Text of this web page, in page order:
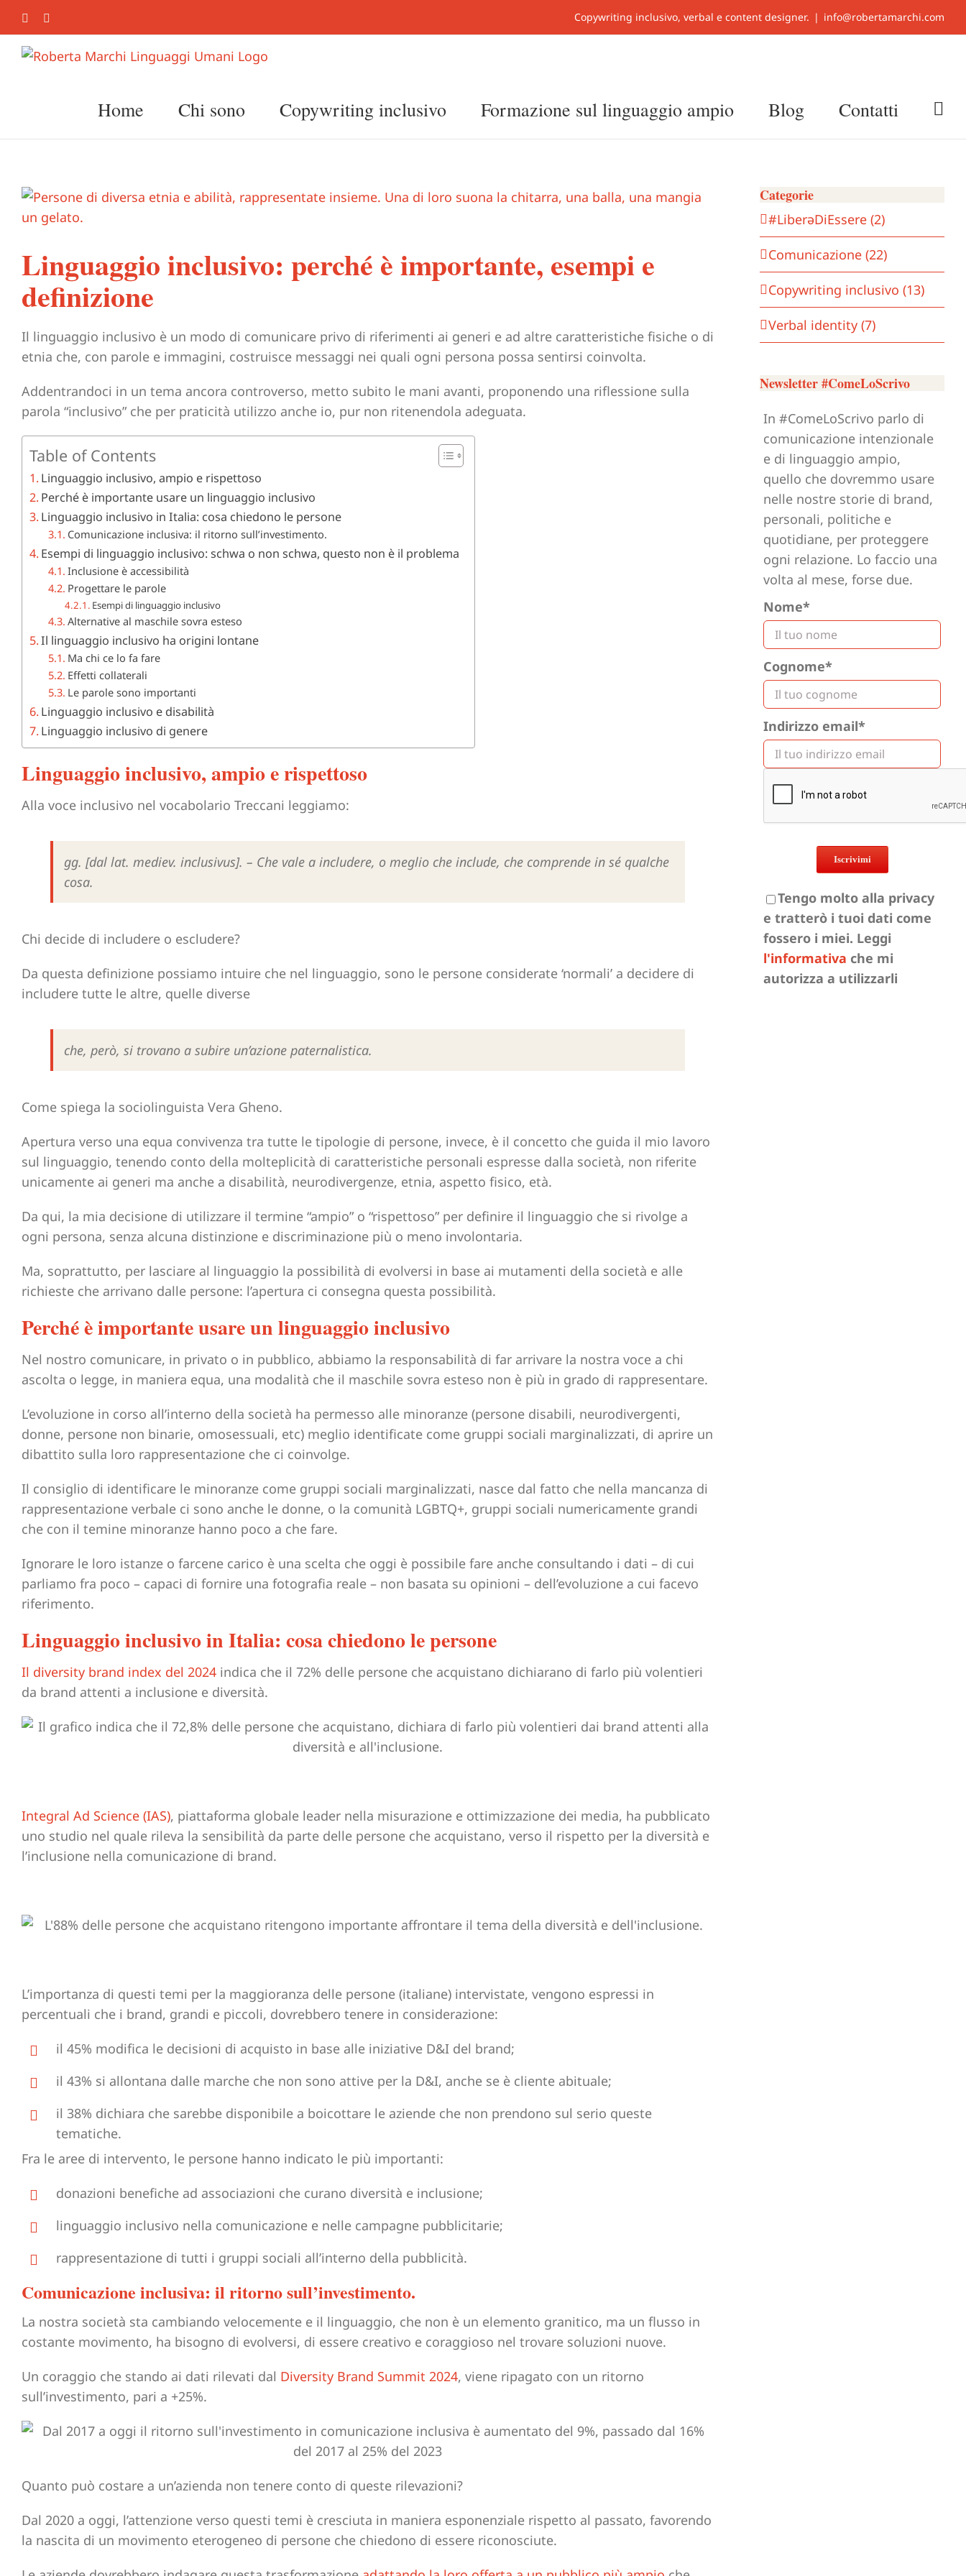
Salta
contenuto
LinkedIn Copywriting inclusivo, verbal e content designer. | info@robertamarchi.com
Home Chi sono Copywriting inclusivo Formazione sul linguaggio ampio Blog Contatti
Ingrandisci
immagine
Linguaggio inclusivo: perché è importante, esempi e
definizione
Il linguaggio inclusivo è un modo di comunicare privo di riferimenti ai generi e ad altre caratteristiche fisiche o di
etnia che, con parole e immagini, costruisce messaggi nei quali ogni persona possa sentirsi coinvolta.
Addentrandoci in un tema ancora controverso, metto subito le mani avanti, proponendo una riflessione sulla
parola “inclusivo” che per praticità utilizzo anche io, pur non ritenendola adeguata.
Table of Contents
Linguaggio inclusivo, ampio e rispettoso
Perché è importante usare un linguaggio inclusivo
Linguaggio inclusivo in Italia: cosa chiedono le persone
Comunicazione inclusiva: il ritorno sull’investimento.
Esempi di linguaggio inclusivo: schwa o non schwa, questo non è il problema
Inclusione è accessibilità
Progettare le parole
Esempi di linguaggio inclusivo
Alternative al maschile sovra esteso
Il linguaggio inclusivo ha origini lontane
Ma chi ce lo fa fare
Effetti collaterali
Le parole sono importanti
Linguaggio inclusivo e disabilità
Linguaggio inclusivo di genere
Linguaggio inclusivo, ampio e rispettoso
Alla voce inclusivo nel vocabolario Treccani leggiamo:
gg. [dal lat. mediev. inclusivus]. – Che vale a includere, o meglio che include, che comprende in sé qualche
cosa.
Chi decide di includere o escludere?
Da questa definizione possiamo intuire che nel linguaggio, sono le persone considerate ‘normali’ a decidere di
includere tutte le altre, quelle diverse
che, però, si trovano a subire un’azione paternalistica.
Come spiega la sociolinguista Vera Gheno.
Apertura verso una equa convivenza tra tutte le tipologie di persone, invece, è il concetto che guida il mio lavoro
sul linguaggio, tenendo conto della molteplicità di caratteristiche personali espresse dalla società, non riferite
unicamente ai generi ma anche a disabilità, neurodivergenze, etnia, aspetto fisico, età.
Da qui, la mia decisione di utilizzare il termine “ampio” o “rispettoso” per definire il linguaggio che si rivolge a
ogni persona, senza alcuna distinzione e discriminazione più o meno involontaria.
Ma, soprattutto, per lasciare al linguaggio la possibilità di evolversi in base ai mutamenti della società e alle
richieste che arrivano dalle persone: l’apertura ci consegna questa possibilità.
Perché è importante usare un linguaggio inclusivo
Nel nostro comunicare, in privato o in pubblico, abbiamo la responsabilità di far arrivare la nostra voce a chi
ascolta o legge, in maniera equa, una modalità che il maschile sovra esteso non è più in grado di rappresentare.
L’evoluzione in corso all’interno della società ha permesso alle minoranze (persone disabili, neurodivergenti,
donne, persone non binarie, omosessuali, etc) meglio identificate come gruppi sociali marginalizzati, di aprire un
dibattito sulla loro rappresentazione che ci coinvolge.
Il consiglio di identificare le minoranze come gruppi sociali marginalizzati, nasce dal fatto che nella mancanza di
rappresentazione verbale ci sono anche le donne, o la comunità LGBTQ+, gruppi sociali numericamente grandi
che con il temine minoranze hanno poco a che fare.
Ignorare le loro istanze o farcene carico è una scelta che oggi è possibile fare anche consultando i dati – di cui
parliamo fra poco – capaci di fornire una fotografia reale – non basata su opinioni – dell’evoluzione a cui facevo
riferimento.
Linguaggio inclusivo in Italia: cosa chiedono le persone
Il diversity brand index del 2024 indica che il 72% delle persone che acquistano dichiarano di farlo più volentieri
da brand attenti a inclusione e diversità.
Integral Ad Science (IAS), piattaforma globale leader nella misurazione e ottimizzazione dei media, ha pubblicato
uno studio nel quale rileva la sensibilità da parte delle persone che acquistano, verso il rispetto per la diversità e
l’inclusione nella comunicazione di brand.
L’importanza di questi temi per la maggioranza delle persone (italiane) intervistate, vengono espressi in
percentuali che i brand, grandi e piccoli, dovrebbero tenere in considerazione:
il 45% modifica le decisioni di acquisto in base alle iniziative D&I del brand;
il 43% si allontana dalle marche che non sono attive per la D&I, anche se è cliente abituale;
il 38% dichiara che sarebbe disponibile a boicottare le aziende che non prendono sul serio queste
tematiche.
Fra le aree di intervento, le persone hanno indicato le più importanti:
donazioni benefiche ad associazioni che curano diversità e inclusione;
linguaggio inclusivo nella comunicazione e nelle campagne pubblicitarie;
rappresentazione di tutti i gruppi sociali all’interno della pubblicità.
Comunicazione inclusiva: il ritorno sull’investimento.
La nostra società sta cambiando velocemente e il linguaggio, che non è un elemento granitico, ma un flusso in
costante movimento, ha bisogno di evolversi, di essere creativo e coraggioso nel trovare soluzioni nuove.
Un coraggio che stando ai dati rilevati dal Diversity Brand Summit 2024, viene ripagato con un ritorno
sull’investimento, pari a +25%.
Quanto può costare a un’azienda non tenere conto di queste rilevazioni?
Dal 2020 a oggi, l’attenzione verso questi temi è cresciuta in maniera esponenziale rispetto al passato, favorendo
la nascita di un movimento eterogeneo di persone che chiedono di essere riconosciute.
Categorie
#LiberǝDiEssere (2)
Comunicazione (22)
Copywriting inclusivo (13)
Verbal identity (7)
Newsletter #ComeLoScrivo
In #ComeLoScrivo parlo di
comunicazione intenzionale
e di linguaggio ampio,
quello che dovremmo usare
nelle nostre storie di brand,
personali, politiche e
quotidiane, per proteggere
ogni relazione. Lo faccio una
volta al mese, forse due.
Nome*
Cognome*
Indirizzo email*
Tengo molto alla privacy
e tratterò i tuoi dati come
fossero i miei. Leggi
l'informativa che mi
autorizza a utilizzarli